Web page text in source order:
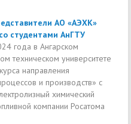
АО «АЭХК»
студентами АнГТУ
года в Ангарском
техническом университете
направления
и производств» с
химический
компании Росатома